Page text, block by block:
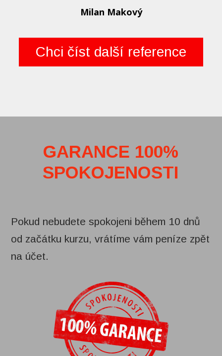
Milan Makový
Chci číst další reference
GARANCE 100%
SPOKOJENOSTI
Pokud nebudete spokojeni během 10 dnů
od začátku kurzu, vrátíme vám peníze zpět
na účet.